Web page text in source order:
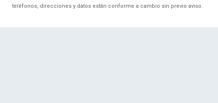
teléfonos, direcciones y datos están conforme a cambio sin previo aviso.